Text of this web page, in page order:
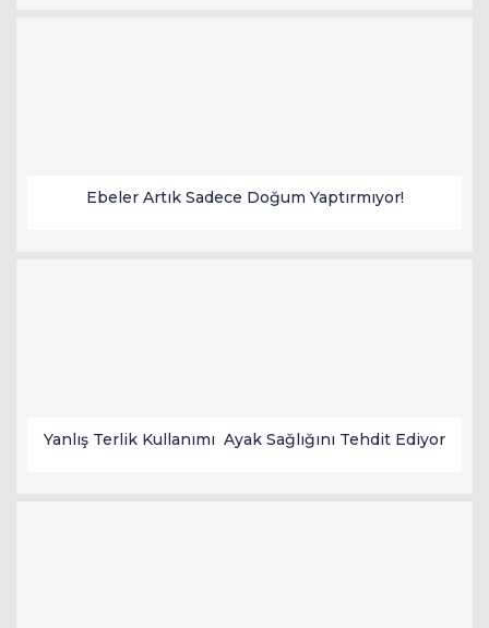
Ebeler Artık Sadece Doğum Yaptırmıyor!
Yanlış Terlik Kullanımı Ayak Sağlığını Tehdit Ediyor